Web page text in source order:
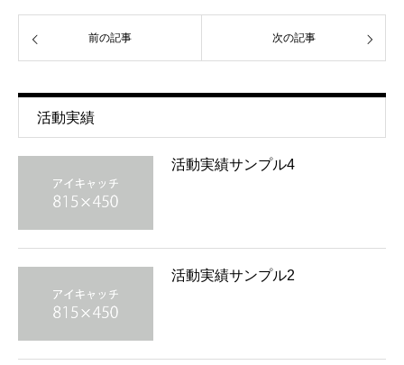
前の記事 次の記事
活動実績
活動実績サンプル4
活動実績サンプル2